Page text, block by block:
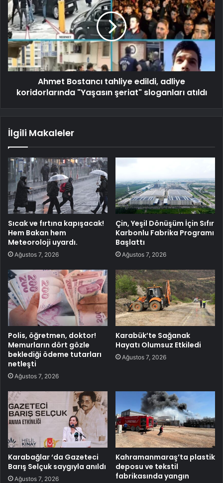
Ahmet Bostancı tahliye edildi, adliye
koridorlarında "Yaşasın şeriat" sloganları atıldı
İlgili Makaleler
Sıcak ve fırtına kapışacak!
Hem Bakan hem
Meteoroloji uyardı.
Ağustos 7, 2026
Çin, Yeşil Dönüşüm İçin Sıfır
Karbonlu Fabrika Programı
Başlattı
Ağustos 7, 2026
Polis, öğretmen, doktor!
Memurların dört gözle
beklediği ödeme tutarları
netleşti
Ağustos 7, 2026
Karabük’te Sağanak
Hayatı Olumsuz Etkiledi
Ağustos 7, 2026
Karabağlar ‘da Gazeteci
Barış Selçuk saygıyla anıldı
Ağustos 7, 2026
Kahramanmaraş’ta plastik
deposu ve tekstil
fabrikasında yangın